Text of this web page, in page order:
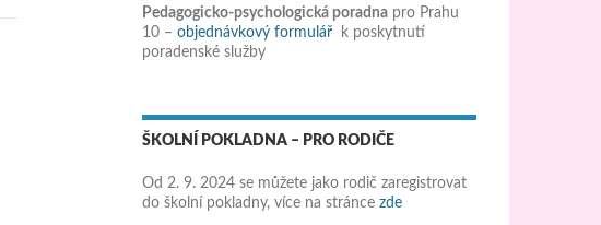
Pedagogicko-psychologická poradna pro Prahu
10 – objednávkový formulář k poskytnutí
poradenské služby
ŠKOLNÍ POKLADNA – PRO RODIČE
Od 2. 9. 2024 se můžete jako rodič zaregistrovat
do školní pokladny, více na stránce zde